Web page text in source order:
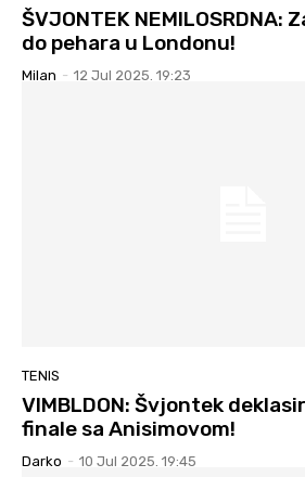
ŠVJONTEK NEMILOSRDNA:
do pehara u Londonu!
Milan - 12 Jul 2025. 19:23
TENIS
VIMBLDON: Švjontek
finale sa Anisimovom!
Darko - 10 Jul 2025. 19:45